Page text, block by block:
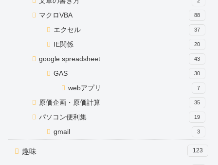
マクロVBA 88
エクセル 37
IE関係 20
google spreadsheet 43
GAS 30
webアプリ 7
原価企画・原価計算 35
パソコン便利集 19
gmail 3
趣味 123